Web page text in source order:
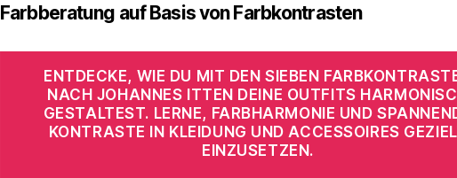
Farbberatung auf Basis von Farbkontrasten
ENTDECKE, WIE DU MIT DEN SIEBEN
NACH JOHANNES ITTEN DEINE OUTFITS
GESTALTEST. LERNE, FARBHARMONIE UND
KONTRASTE IN KLEIDUNG UND ACCESSOIRES
EINZUSETZEN.